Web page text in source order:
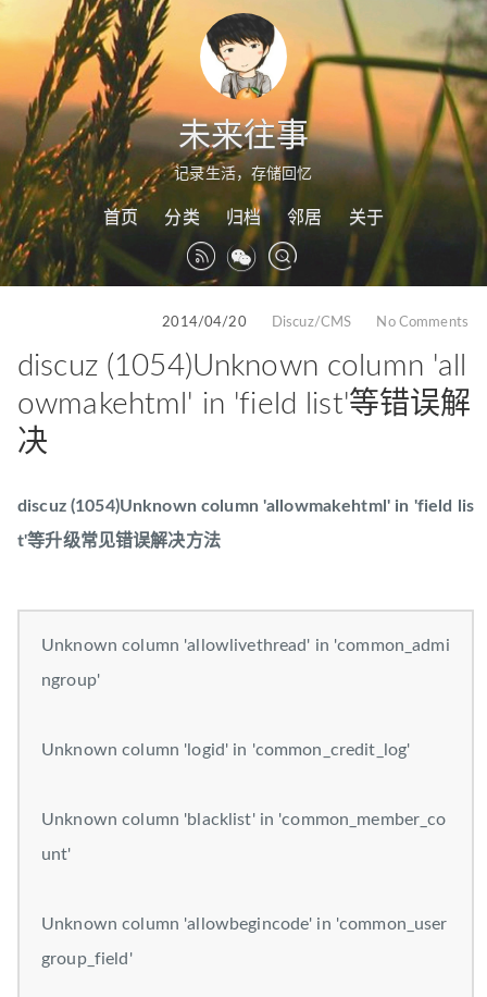
未来往事
记录生活，存储回忆
首页 分类 归档 邻居 关于
2014/04/20 Discuz/CMS No Comments
discuz (1054)Unknown column 'all
owmakehtml' in 'field list'等错误解
决
discuz (1054)Unknown column 'allowmakehtml' in 'field lis
t'等升级常见错误解决方法
Unknown column 'allowlivethread' in 'common_admi
ngroup'
Unknown column 'logid' in 'common_credit_log'
Unknown column 'blacklist' in 'common_member_co
unt'
Unknown column 'allowbegincode' in 'common_user
group_field'